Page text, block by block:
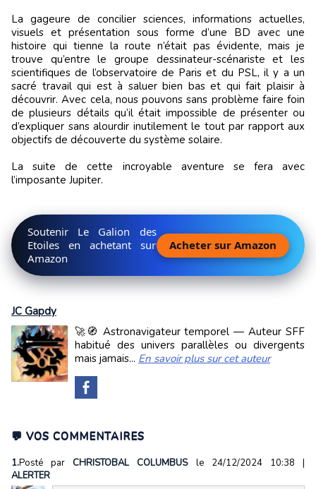
La gageure de concilier sciences, informations actuelles,
visuels et présentation sous forme d’une BD avec une
histoire qui tienne la route n’était pas évidente, mais je
trouve qu’entre le groupe dessinateur-scénariste et les
scientifiques de l’observatoire de Paris et du PSL, il y a un
sacré travail qui est à saluer bien bas et qui fait plaisir à
découvrir. Avec cela, nous pouvons sans problème faire foin
de plusieurs détails qu’il était impossible de présenter ou
d’expliquer sans alourdir inutilement le tout par rapport aux
objectifs de découverte du système solaire.
La suite de cette incroyable aventure se fera avec
l’imposante Jupiter.
Soutenir Le Galion des
Etoiles en achetant sur
Amazon
Acheter sur Amazon
JC Gapdy
🚀🧭 Astronavigateur temporel — Auteur SFF
habitué des univers parallèles ou divergents
mais jamais... En savoir plus sur cet auteur
💬 VOS COMMENTAIRES
1.Posté parCHRISTOBAL COLUMBUS le 24/12/2024 10:38|
ALERTER